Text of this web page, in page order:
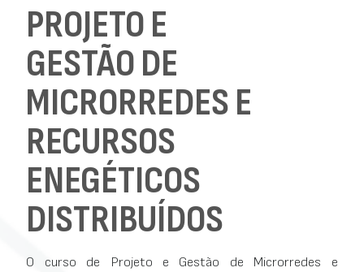
PROJETO E
GESTÃO DE
MICRORREDES E
RECURSOS
ENEGÉTICOS
DISTRIBUÍDOS
O curso de Projeto e Gestão de Microrredes e